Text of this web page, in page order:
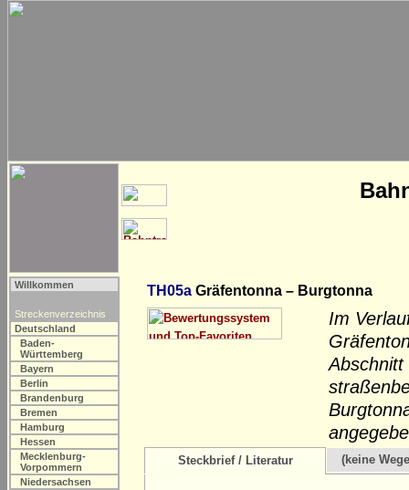
Willkommen
Streckenverzeichnis
Deutschland
Baden-
Württemberg
Bayern
Berlin
Brandenburg
Bremen
Hamburg
Hessen
Mecklenburg-
Vorpommern
Niedersachsen
TH05a Gräfentonna – Burgtonna
Im
Steckbrief / Literatur (keine